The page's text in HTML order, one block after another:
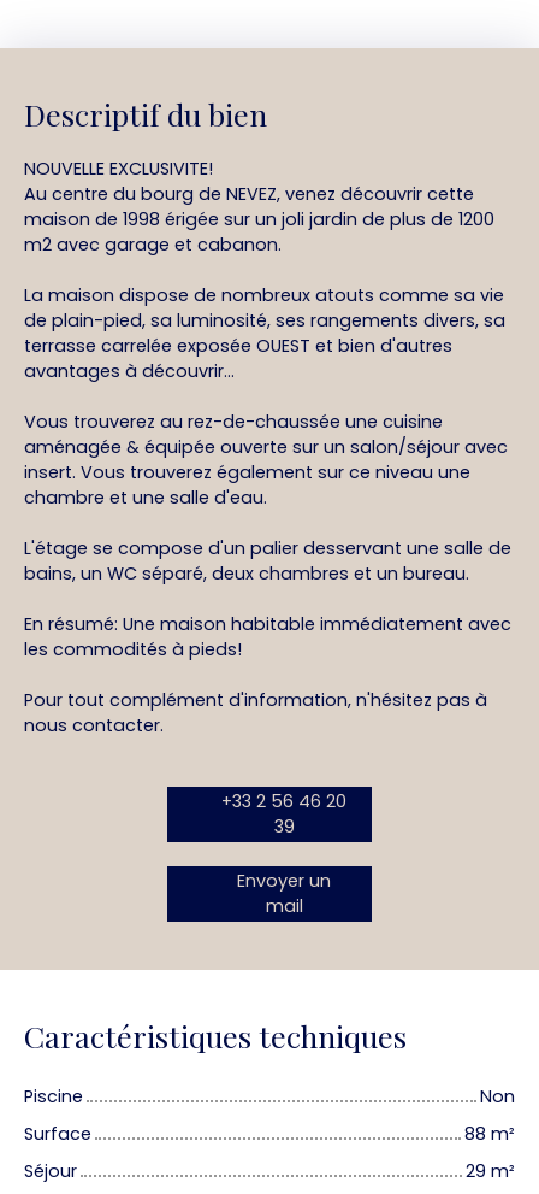
Descriptif du bien
NOUVELLE EXCLUSIVITE!
Au centre du bourg de NEVEZ, venez découvrir cette
maison de 1998 érigée sur un joli jardin de plus de 1200
m2 avec garage et cabanon.
La maison dispose de nombreux atouts comme sa vie
de plain-pied, sa luminosité, ses rangements divers, sa
terrasse carrelée exposée OUEST et bien d'autres
avantages à découvrir...
Vous trouverez au rez-de-chaussée une cuisine
aménagée & équipée ouverte sur un salon/séjour avec
insert. Vous trouverez également sur ce niveau une
chambre et une salle d'eau.
L'étage se compose d'un palier desservant une salle de
bains, un WC séparé, deux chambres et un bureau.
En résumé: Une maison habitable immédiatement avec
les commodités à pieds!
Pour tout complément d'information, n'hésitez pas à
nous contacter.
+33 2 56 46 20
39
Envoyer un
mail
Caractéristiques techniques
Piscine
Non
Surface
88 m²
Séjour
29 m²